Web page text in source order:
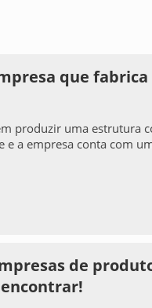
que fabrica
produzir uma estrutura
e a empresa conta com
de